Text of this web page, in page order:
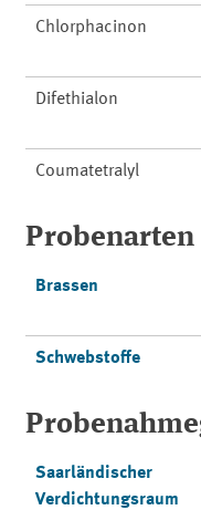
Chlorphacinon
Difethialon
Coumatetralyl
Probenarten
Brassen
Schwebstoffe
Saarländischer
Verdichtungsraum